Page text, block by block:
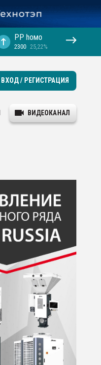
PP hомо
2300 25,22%
ВХОД / РЕГИСТРАЦИЯ
ВИДЕОКАНАЛ